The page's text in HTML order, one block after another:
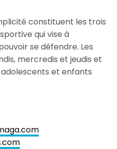
constituent les trois
qui vise à
se défendre. Les
mercredis et jeudis et
et enfants